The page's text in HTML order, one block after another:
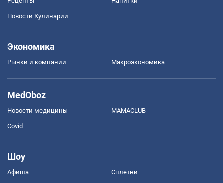
Новости Кулинарии
Экономика
Рынки и компании Mакроэкономика
MedOboz
Новости медицины MAMACLUB
Covid
Шоу
Афиша Сплетни